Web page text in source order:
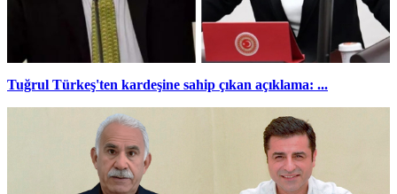
Tuğrul Türkeş'ten kardeşine sahip çıkan açıklama: ...